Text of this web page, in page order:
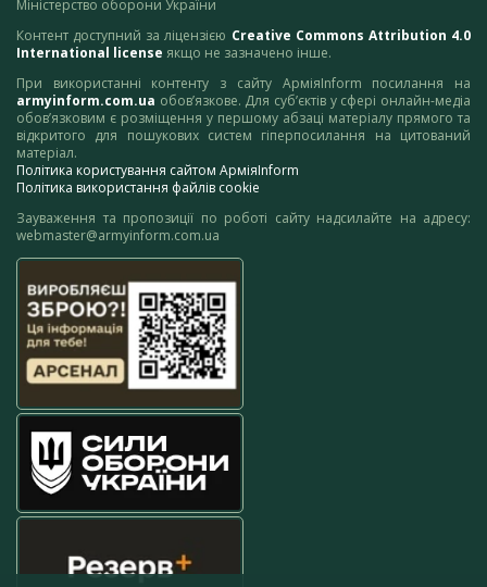
Міністерство оборони України
Контент доступний за ліцензією Creative Commons Attribution 4.0
International license якщо не зазначено інше.
При використанні контенту з сайту АрміяInform посилання на
armyinform.com.ua обов’язкове. Для суб’єктів у сфері онлайн-медіа
обов’язковим є розміщення у першому абзаці матеріалу прямого та
відкритого для пошукових систем гіперпосилання на цитований
матеріал.
Політика користування сайтом АрміяInform
Політика використання файлів cookie
Зауваження та пропозиції по роботі сайту надсилайте на адресу:
webmaster@armyinform.com.ua